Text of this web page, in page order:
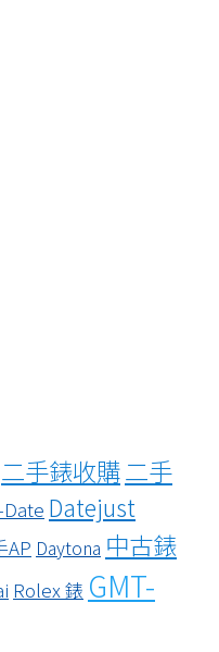
二手錶收購二手
Date Datejust
AP Daytona 中古錶
Rolex 錶 GMT-